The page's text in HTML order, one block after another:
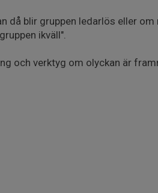
då blir gruppen ledarlös eller
ikväll".
och verktyg om olyckan är